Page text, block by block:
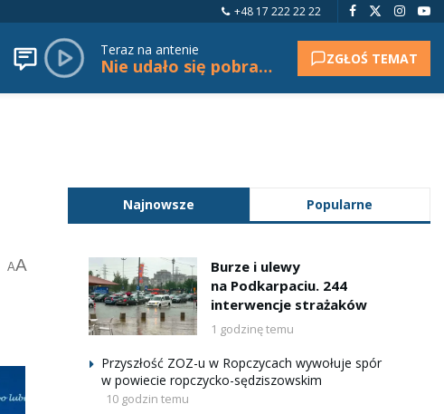
+48 17 222 22 22
Teraz na antenie
Nie udało się pobrać tytułu. ZGŁOŚ TEMAT
AA
Najnowsze Popularne
Burze i ulewy
na Podkarpaciu. 244
interwencje strażaków
1 godzinę temu
Przyszłość ZOZ-u w Ropczycach wywołuje spór
w powiecie ropczycko-sędziszowskim
10 godzin temu